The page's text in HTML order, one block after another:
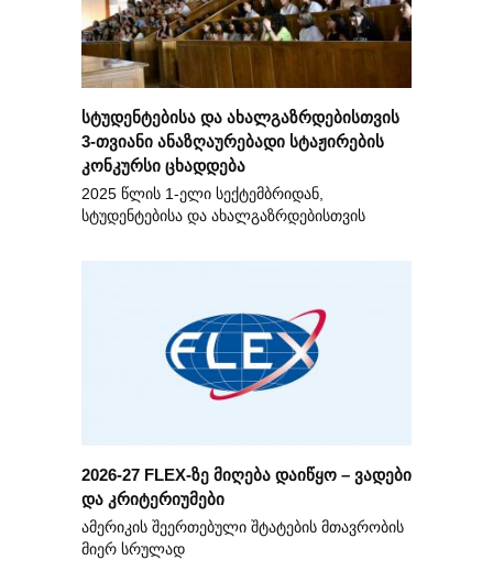
სტუდენტებისა და ახალგაზრდებისთვის
3-თვიანი ანაზღაურებადი სტაჟირების
კონკურსი ცხადდება
2025 წლის 1-ელი სექტემბრიდან,
სტუდენტებისა და ახალგაზრდებისთვის
2026-27 FLEX-ზე მიღება დაიწყო – ვადები
და კრიტერიუმები
ამერიკის შეერთებული შტატების მთავრობის
მიერ სრულად